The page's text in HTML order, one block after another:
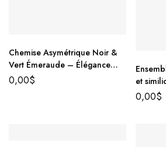
Chemise Asymétrique Noir &
Vert Émeraude – Élégance
Contemporaine
0,00$
et
+ jupe
0,00$